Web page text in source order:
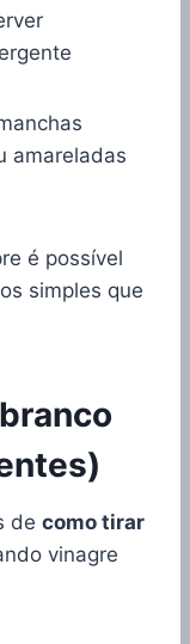
amareladas
é possível
simples que
de como tirar
vinagre